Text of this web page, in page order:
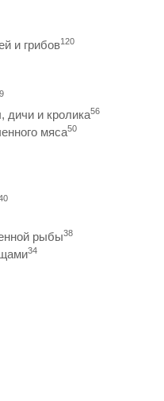
и грибов120
и кролика56
мяса50
рыбы38
34